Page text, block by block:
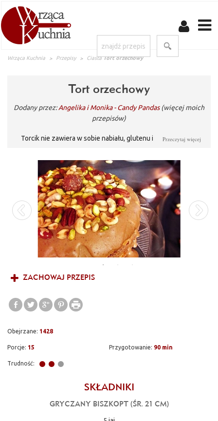
Wrząca Kuchnia Przepisy Ciasta Tort orzechowy
Tort orzechowy
Dodany przez:Angelika i Monika - Candy Pandas (więcej moich
przepisów)
Torcik nie zawiera w sobie nabiału, glutenu i cukru białego.
wartości odżywcze, co więcej nadaję się również jako
smarowidło do kanapek. Biszkopt gryczany nadaję nutkę
goryczki podkreślając smak orzechów. Całość jest naturalnie
słodka i orzechowa, do tego posypana znów orzechami, co daje
maksimum orzechowego szaleństwa :D
Przeczytaj więcej
ZACHOWAJ PRZEPIS
Obejrzane: 1428
Porcje: 15 Przygotowanie: 90 min
Trudność:
SKŁADNIKI
GRYCZANY BISZKOPT (ŚR. 21 CM)